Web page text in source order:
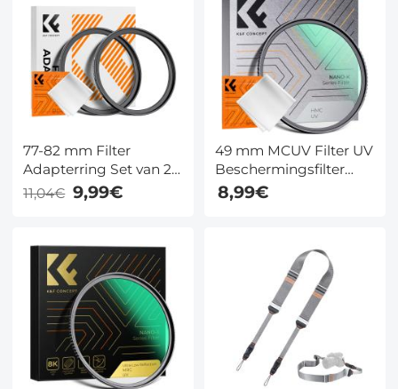
Classic/DJI RC
Aluminium Controller
Stick Vervanging
Accessoires (goud)
cameralenzen uit de
Nano-Xcel-serie.
77-82 mm Filter
Adapterring Set van 2
met Reinigingsdoekje
11,04€ 9,99€
49 mm MCUV Filter UV
Beschermingsfilter
Ultradun Frame met
Trapeziumvormig
Nano Klear Serie
8,99€